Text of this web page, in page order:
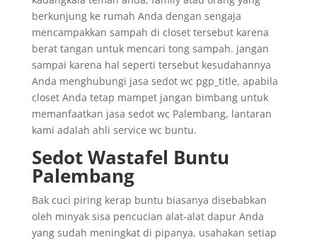
berkunjung ke rumah Anda dengan sengaja
mencampakkan sampah di closet tersebut karena
berat tangan untuk mencari tong sampah. jangan
sampai karena hal seperti tersebut kesudahannya
Anda menghubungi jasa sedot wc pgp_title, apabila
closet Anda tetap mampet jangan bimbang untuk
memanfaatkan jasa sedot wc Palembang, lantaran
kami adalah ahli service wc buntu.
Sedot Wastafel Buntu
Palembang
Bak cuci piring kerap buntu biasanya disebabkan
oleh minyak sisa pencucian alat-alat dapur Anda
yang sudah meningkat di pipanya, usahakan setiap